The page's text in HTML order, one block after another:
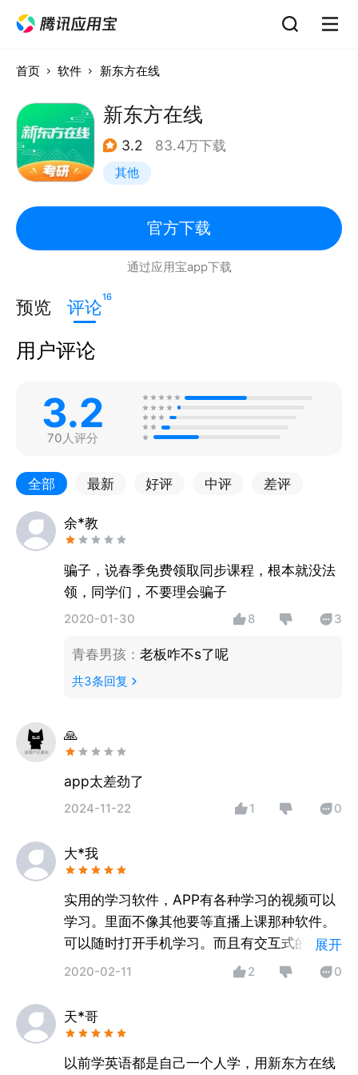
首页 软件 新东方在线
新东方在线
3.2 83.4万下载
其他
官方下载
通过应用宝app下载
预览 评论16
用户评论
3.2
70人评分
全部 最新 好评 中评 差评
余*教
骗子，说春季免费领取同步课程，根本就没法
领，同学们，不要理会骗子
2020-01-30 8 3
青春男孩： 老板咋不s了呢
共3条回复
🙏
app太差劲了
2024-11-22 1 0
大*我
实用的学习软件，APP有各种学习的视频可以
学习。里面不像其他要等直播上课那种软件。
可以随时打开手机学习。而且有交互式的功
能，一边上课还有题目做，而且学习笔记在课
常的人性化和智能化的设定。
展开
2020-02-11 2 0
天*哥
以前学英语都是自己一个人学，用新东方在线